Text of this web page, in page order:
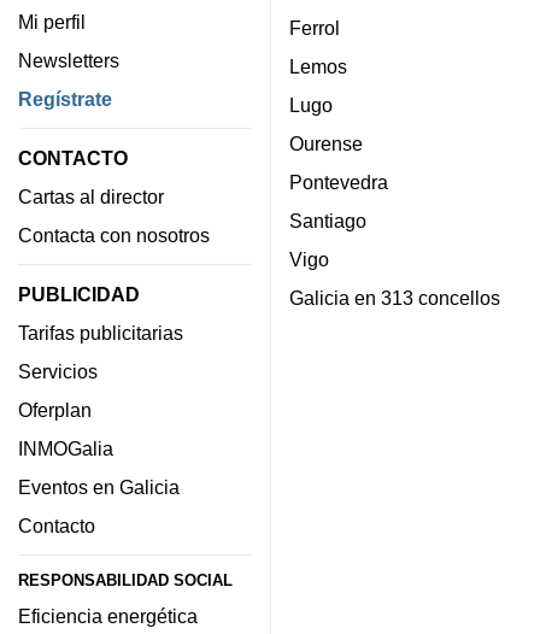
Mi perfil
Newsletters
Regístrate
CONTACTO
Cartas al director
Contacta con nosotros
PUBLICIDAD
Tarifas publicitarias
Servicios
Oferplan
INMOGalia
Eventos en Galicia
Contacto
RESPONSABILIDAD SOCIAL
Eficiencia energética
Ferrol
Lemos
Lugo
Ourense
Pontevedra
Santiago
Vigo
Galicia en 313 concellos